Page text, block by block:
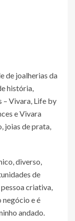
de joalherias da
história,
– Vivara, Life by
e Vivara
joias de prata,
diverso,
de
criativa,
negócio e é
andado.